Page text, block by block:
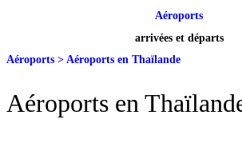
Aéroports
arrivées et départs
Aéroports > Aéroports en Thaïlande
Aéroports en